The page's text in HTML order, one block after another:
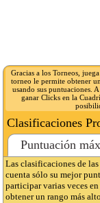
Gracias a los Torneos,
torneo le permite obtener
usando sus puntuaciones.
ganar Clicks en la
Clasificaciones
Puntuación
Las clasificaciones de
cuenta sólo su mejor
participar varias veces
obtener un rango más alto